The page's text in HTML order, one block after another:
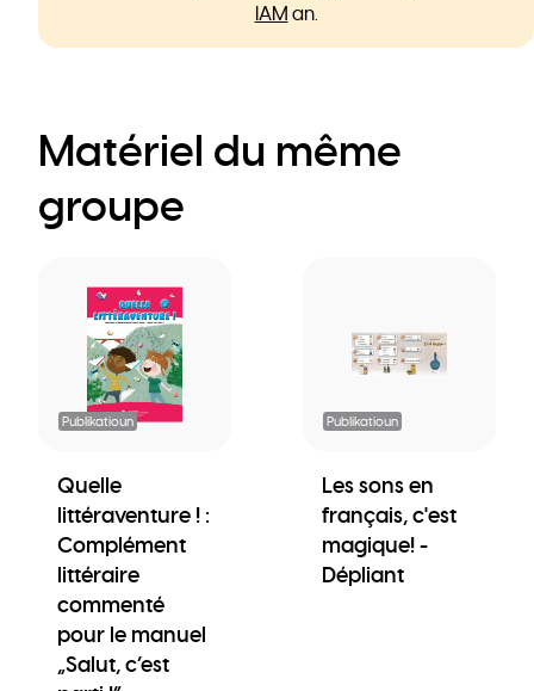
IAM an.
Matériel du même
groupe
Publikatioun
Quelle
littéraventure ! :
Complément
littéraire
commenté
pour le manuel
„Salut, c’est
Publikatioun
Les sons en
français, c'est
magique! -
Dépliant